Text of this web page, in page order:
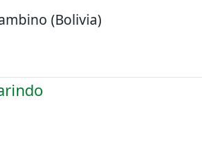
(Bolivia)